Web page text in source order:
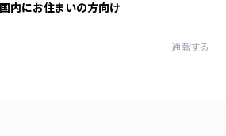
内にお住まいの方向け
通報する